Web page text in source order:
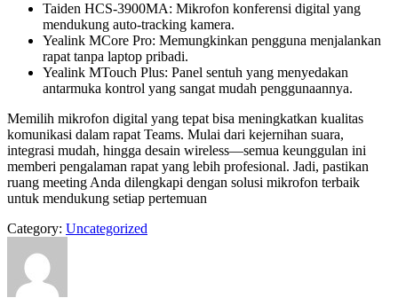
Taiden HCS-3900MA: Mikrofon konferensi digital yang
mendukung auto-tracking kamera.
Yealink MCore Pro: Memungkinkan pengguna menjalankan
rapat tanpa laptop pribadi.
Yealink MTouch Plus: Panel sentuh yang menyedakan
antarmuka kontrol yang sangat mudah penggunaannya.
Memilih mikrofon digital yang tepat bisa meningkatkan kualitas
komunikasi dalam rapat Teams. Mulai dari kejernihan suara,
integrasi mudah, hingga desain wireless—semua keunggulan ini
memberi pengalaman rapat yang lebih profesional. Jadi, pastikan
ruang meeting Anda dilengkapi dengan solusi mikrofon terbaik
untuk mendukung setiap pertemuan
Category: Uncategorized